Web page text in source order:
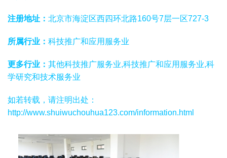
注册地址： 北京市海淀区西四环北路160号7层一区727-3
所属行业： 科技推广和应用服务业
更多行业： 其他科技推广服务业,科技推广和应用服务业,科
学研究和技术服务业
如若转载，请注明出处：
http://www.shuiwuchouhua123.com/information.html